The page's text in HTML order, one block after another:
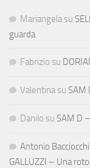
Mariangela su
guarda
Fabrizio su
Valentina su SAM
Danilo su SAM D
Antonio Bacciocchi
GALLUZZI – Una